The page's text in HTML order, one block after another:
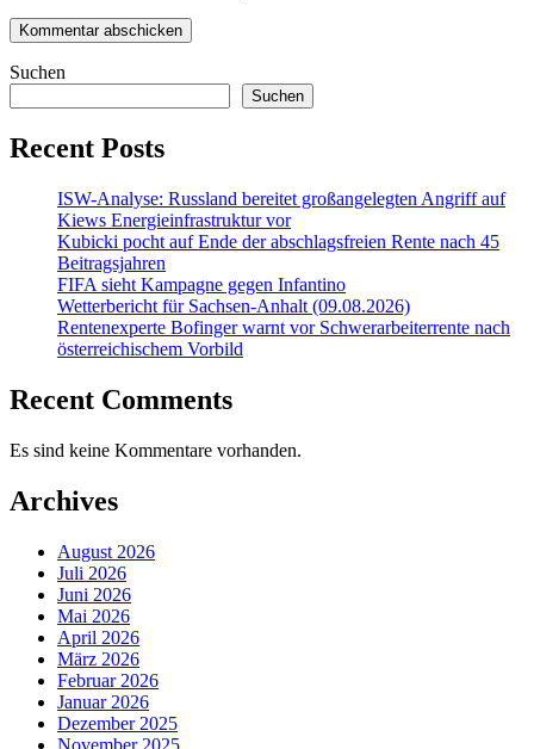
Suchen
Suchen
Recent Posts
ISW-Analyse: Russland bereitet großangelegten Angriff auf
Kiews Energieinfrastruktur vor
Kubicki pocht auf Ende der abschlagsfreien Rente nach 45
Beitragsjahren
FIFA sieht Kampagne gegen Infantino
Wetterbericht für Sachsen-Anhalt (09.08.2026)
Rentenexperte Bofinger warnt vor Schwerarbeiterrente nach
österreichischem Vorbild
Recent Comments
Es sind keine Kommentare vorhanden.
Archives
August 2026
Juli 2026
Juni 2026
Mai 2026
April 2026
März 2026
Februar 2026
Januar 2026
Dezember 2025
November 2025